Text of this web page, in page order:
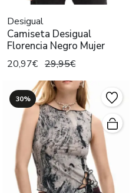
Desigual
Camiseta Desigual
Florencia Negro Mujer
20,97€ 29,95€
30%